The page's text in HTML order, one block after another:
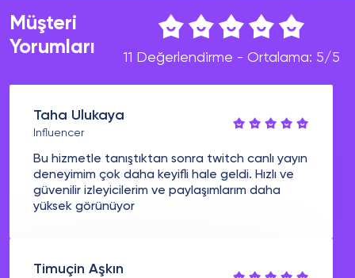
Müşteri
Yorumları
11 Değerlendirme - Ortalama: 5/5
Taha Ulukaya
Influencer
Bu hizmetle tanıştıktan sonra twitch canlı yayın
deneyimim çok daha keyifli hale geldi. Hızlı ve
güvenilir izleyicilerim ve paylaşımlarım daha
yüksek görünüyor
Timuçin Aşkın